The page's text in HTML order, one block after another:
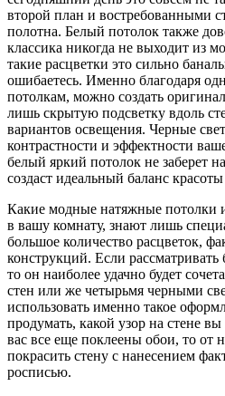
второй план и востребованными
полотна. Белый потолок также
классика никогда не выходит из
такие расцветки это сильно
ошибаетесь. Именно благодаря
потолкам, можно создать
лишь скрытую подсветку вдоль
вариантов освещения. Черные
контрастности и эффектности
белый яркий потолок не заберет
создаст идеальный баланс
Какие модные натяжные потолки
в вашу комнату, знают лишь
большое количество расцветок,
конструкций. Если
то он наиболее удачно будет
стен или же четырьмя черными
использовать именно такое
продумать, какой узор на стене
вас все еще поклеены обои, то от
покрасить стену с нанесением
росписью.